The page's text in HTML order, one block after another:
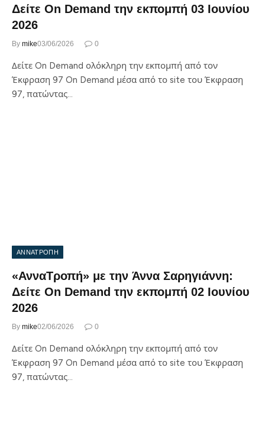
Δείτε On Demand την εκπομπή 03 Ιουνίου
2026
By mike03/06/2026 0
Δείτε On Demand ολόκληρη την εκπομπή από τον
Έκφραση 97 On Demand μέσα από το site του Έκφραση
97, πατώντας…
ΑΝΝΑΤΡΟΠΗ
«ΑνναΤροπή» με την Άννα Σαρηγιάννη:
Δείτε On Demand την εκπομπή 02 Ιουνίου
2026
By mike02/06/2026 0
Δείτε On Demand ολόκληρη την εκπομπή από τον
Έκφραση 97 On Demand μέσα από το site του Έκφραση
97, πατώντας…